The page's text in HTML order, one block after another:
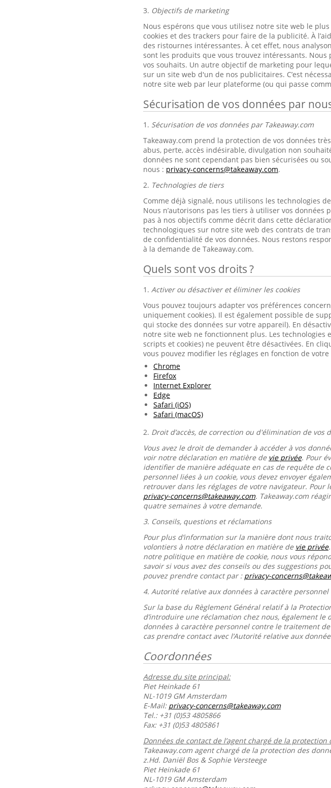
3. Objectifs de marketing
Nous espérons que vous utilisez notre site web le
cookies et des trackers pour faire de la publicité. À
des ristournes intéressantes. À cet effet, nous
sont les produits que vous trouvez intéressants.
vos souhaits. Un autre objectif de marketing pour
sur un site web d'un de nos publicitaires. C’est
notre site web par leur plateforme (ou qui passe
Sécurisation de vos données par
1. Sécurisation de vos données par Takeaway.com
Takeaway.com prend la protection de vos données
abus, perte, accès indésirable, divulgation non
données ne sont cependant pas bien sécurisées ou
nous : privacy-concerns@takeaway.com.
2. Technologies de tiers
Comme déjà signalé, nous utilisons les technologies
Nous n’autorisons pas les tiers à utiliser vos
pas à nos objectifs comme décrit dans cette
technologiques sur notre site web des contrats de
de confidentialité de vos données. Nous restons
à la demande de Takeaway.com.
Quels sont vos droits ?
1. Activer ou désactiver et éliminer les cookies
Vous pouvez toujours adapter vos préférences
uniquement cookies). Il est également possible de
qui stocke des données sur votre appareil). En
notre site web ne fonctionnent plus. Les
scripts et cookies) ne peuvent être désactivées. En
vous pouvez modifier les réglages en fonction de
Chrome
Firefox
Internet Explorer
Edge
Safari (iOS)
Safari (macOS)
2. Droit d’accès, de correction ou d'élimination de vos
Vous avez le droit de demander à accéder à vos
voir notre déclaration en matière de vie privée. Pour
identifier de manière adéquate en cas de requête de
personnel liées à un cookie, vous devez envoyer
retrouver dans les réglages de votre navigateur. Pour
privacy-concerns@takeaway.com. Takeaway.com
quatre semaines à votre demande.
3. Conseils, questions et réclamations
Pour plus d’information sur la manière dont nous
volontiers à notre déclaration en matière de vie privée
notre politique en matière de cookie, nous vous
savoir si vous avez des conseils ou des suggestions
pouvez prendre contact par : privacy-
4. Autorité relative aux données à caractère personnel
Sur la base du Règlement Général relatif à la
d’introduire une réclamation chez nous, également
données à caractère personnel contre le traitement
cas prendre contact avec l’Autorité relative aux
Coordonnées
Adresse du site principal:
Piet Heinkade 61
NL-1019 GM Amsterdam
E-Mail: privacy-concerns@takeaway.com
Tel.: +31 (0)53 4805866
Fax: +31 (0)53 4805861
Données de contact de l’agent chargé de la protection
Takeaway.com agent chargé de la protection des
z.Hd. Daniël Bos & Sophie Versteege
Piet Heinkade 61
NL-1019 GM Amsterdam